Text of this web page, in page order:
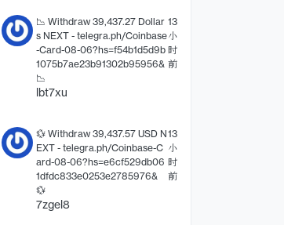
📉 Withdraw 39,437.27 Dollar
s NEXT - telegra.ph/Coinbase
-Card-08-06?hs=f54b1d5d9b
1075b7ae23b91302b95956&
📉
13
小
时
前
lbt7xu
💱 Withdraw 39,437.57 USD N
EXT - telegra.ph/Coinbase-C
ard-08-06?hs=e6cf529db06
1dfdc833e0253e2785976&
💱
13
小
时
前
7zgel8